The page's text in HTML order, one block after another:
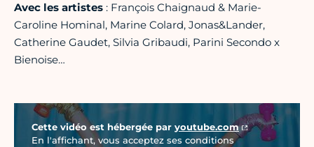
Avec les artistes : François Chaignaud & Marie-
Caroline Hominal, Marine Colard, Jonas&Lander,
Catherine Gaudet, Silvia Gribaudi, Parini Secondo x
Bienoise…
Vidéo Youtube
Cette vidéo est hébergée par youtube.com
En l'affichant, vous acceptez ses conditions